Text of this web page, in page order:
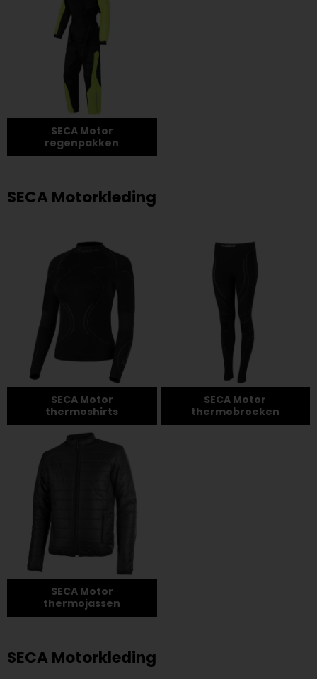
SECA Motor
regenpakken
SECA Motorkleding
SECA Motor
thermoshirts
SECA Motor
thermobroeken
SECA Motor
thermojassen
SECA Motorkleding